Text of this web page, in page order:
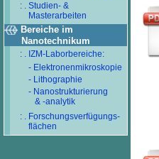
: . Studien- &
Masterarbeiten
Bereiche im
Nanotechnikum
: . IZM-Laborbereiche:
- Elektronenmikroskopie
- Lithographie
- Nanostrukturierung
& -analytik
: . Forschungsverfügungs-
flächen